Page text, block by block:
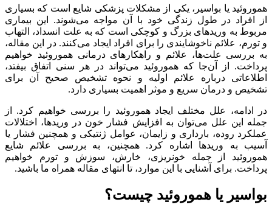
هموروئید یا بواسیر، یکی از مشکلات پزشکی شایع است که بسیاری
از افراد در طول زندگی خود با آن مواجه می‌شوند. این بیماری
مربوط به وریدهای بزرگ و کوچکی است که به علت انسداد، التهاب
و تورم، علائم ناخوشایندی را برای افراد ایجاد می‌کنند. در این مقاله،
به بررسی علت‌ها، علائم و راهکارهای درمانی هموروئید خواهیم
پرداخت. از آن‌جا که هموروئید می‌تواند در هر سنی اتفاق بیفتد،
اطلاعاتی درباره علائم اولیه و نحوه تشخیص صحیح آن برای
تشخیص و درمان سریع و موثر اهمیت بسیاری دارد.
در ادامه، علل مختلف ایجاد هموروئید را بررسی خواهیم کرد. از
جمله این علل می‌توان به افزایش فشار خون در وریدها، اختلالات
عملکرد روده، بارداری و زایمان، عوامل ژنتیکی و همچنین فشار یا
آسیب به وریدها اشاره کرد. همچنین، به بررسی علائم شایع
هموروئید از جمله خونریزی، خارش، سوزش و تورم خواهیم
پرداخت. برای آشنایی با این موارد، تا انتهای مقاله همراه ما باشید.
بواسیر یا هموروئید چیست؟